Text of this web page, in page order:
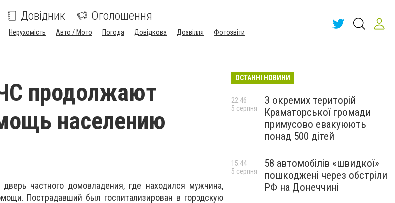
Довідник Оголошення
Нерухомість Авто / Мото Погода Довідкова Дозвілля Фотозвіти
продолжают
населению
частного домовладения, где находился мужчина,
Пострадавший был госпитализирован в городскую
ОСТАННІ НОВИНИ
З окремих територій
Краматорської громади
примусово евакуюють
понад 500 дітей
22:46
5 серпня
58 автомобілів «швидкої»
пошкоджені через обстріли
РФ на Донеччині
15:44
5 серпня